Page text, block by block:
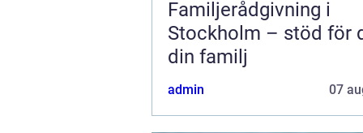
Familjerådgivning i
Stockholm – stöd för
din familj
admin 07